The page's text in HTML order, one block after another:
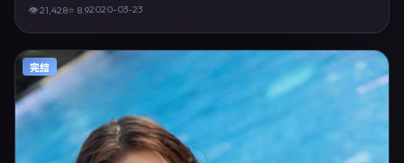
杜琪峰 金世佳」等关键词的观众。2020年3月23日美国首映礼举办，全
👁21,428⭐ 8.92020-03-23
完结